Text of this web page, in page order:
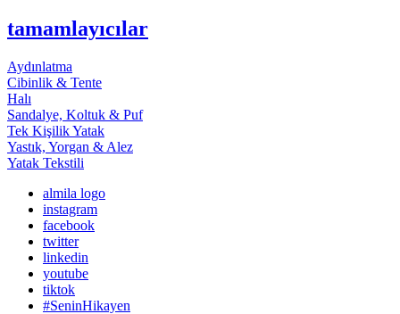
tamamlayıcılar
Aydınlatma
Cibinlik & Tente
Halı
Sandalye, Koltuk & Puf
Tek Kişilik Yatak
Yastık, Yorgan & Alez
Yatak Tekstili
almila logo
instagram
facebook
twitter
linkedin
youtube
tiktok
#SeninHikayen